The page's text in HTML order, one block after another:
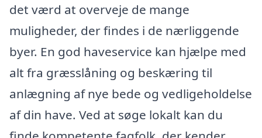
det værd at overveje de mange
muligheder, der findes i de nærliggende
byer. En god haveservice kan hjælpe med
alt fra græsslåning og beskæring til
anlægning af nye bede og vedligeholdelse
af din have. Ved at søge lokalt kan du